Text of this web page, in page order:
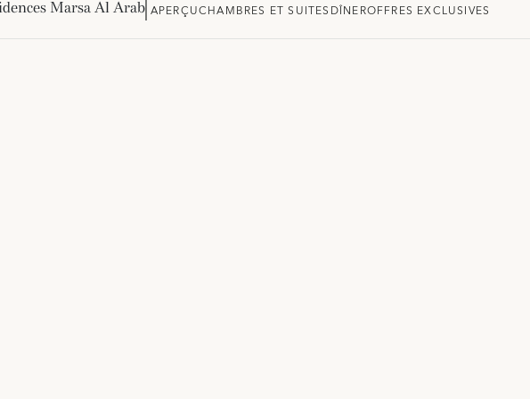
Marsa Al Arab APERÇUCHAMBRES ET SUITESDÎNEROFFRES EXCLUSIVES